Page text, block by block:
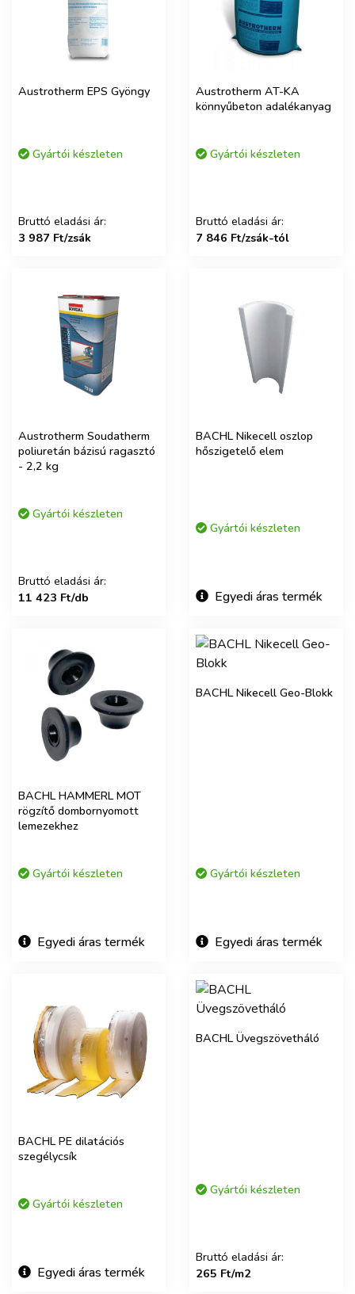
Austrotherm EPS Gyöngy
Gyártói készleten
Bruttó eladási ár:
3 987 Ft/zsák
Austrotherm AT-KA
könnyűbeton adalékanyag
Gyártói készleten
Bruttó eladási ár:
7 846 Ft/zsák-tól
Austrotherm Soudatherm
poliuretán bázisú ragasztó
- 2,2 kg
Gyártói készleten
Bruttó eladási ár:
11 423 Ft/db
BACHL Nikecell oszlop
hőszigetelő elem
Gyártói készleten
Egyedi áras termék
BACHL HAMMERL MOT
rögzítő dombornyomott
lemezekhez
Gyártói készleten
Egyedi áras termék
BACHL Nikecell Geo-Blokk
Gyártói készleten
Egyedi áras termék
BACHL PE dilatációs
szegélycsík
Gyártói készleten
Egyedi áras termék
BACHL Üvegszövetháló
Gyártói készleten
Bruttó eladási ár:
265 Ft/m2